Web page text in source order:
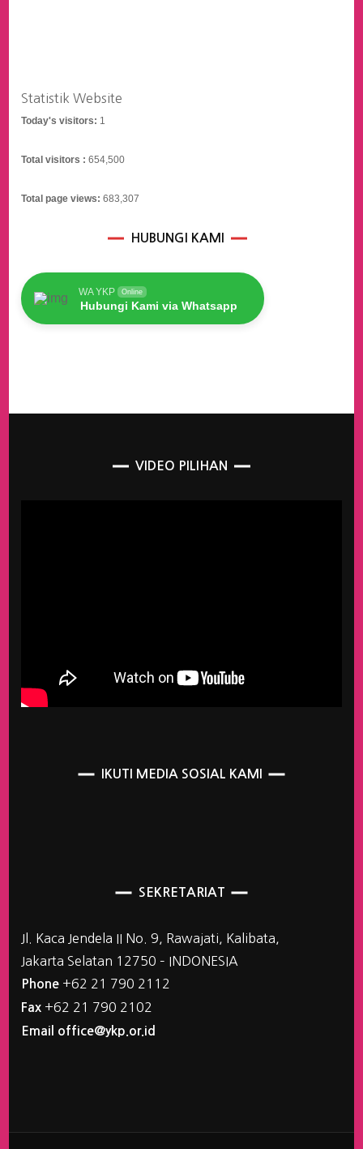
Statistik Website
Today's visitors: 1
Total visitors :654,500
Total page views:683,307
HUBUNGI KAMI
WA YKP Online
Hubungi Kami via Whatsapp
VIDEO PILIHAN
IKUTI MEDIA SOSIAL KAMI
SEKRETARIAT
Jl. Kaca Jendela II No. 9, Rawajati, Kalibata,
Jakarta Selatan 12750 – INDONESIA
Phone +62 21 790 2112
Fax +62 21 790 2102
Email office@ykp.or.id